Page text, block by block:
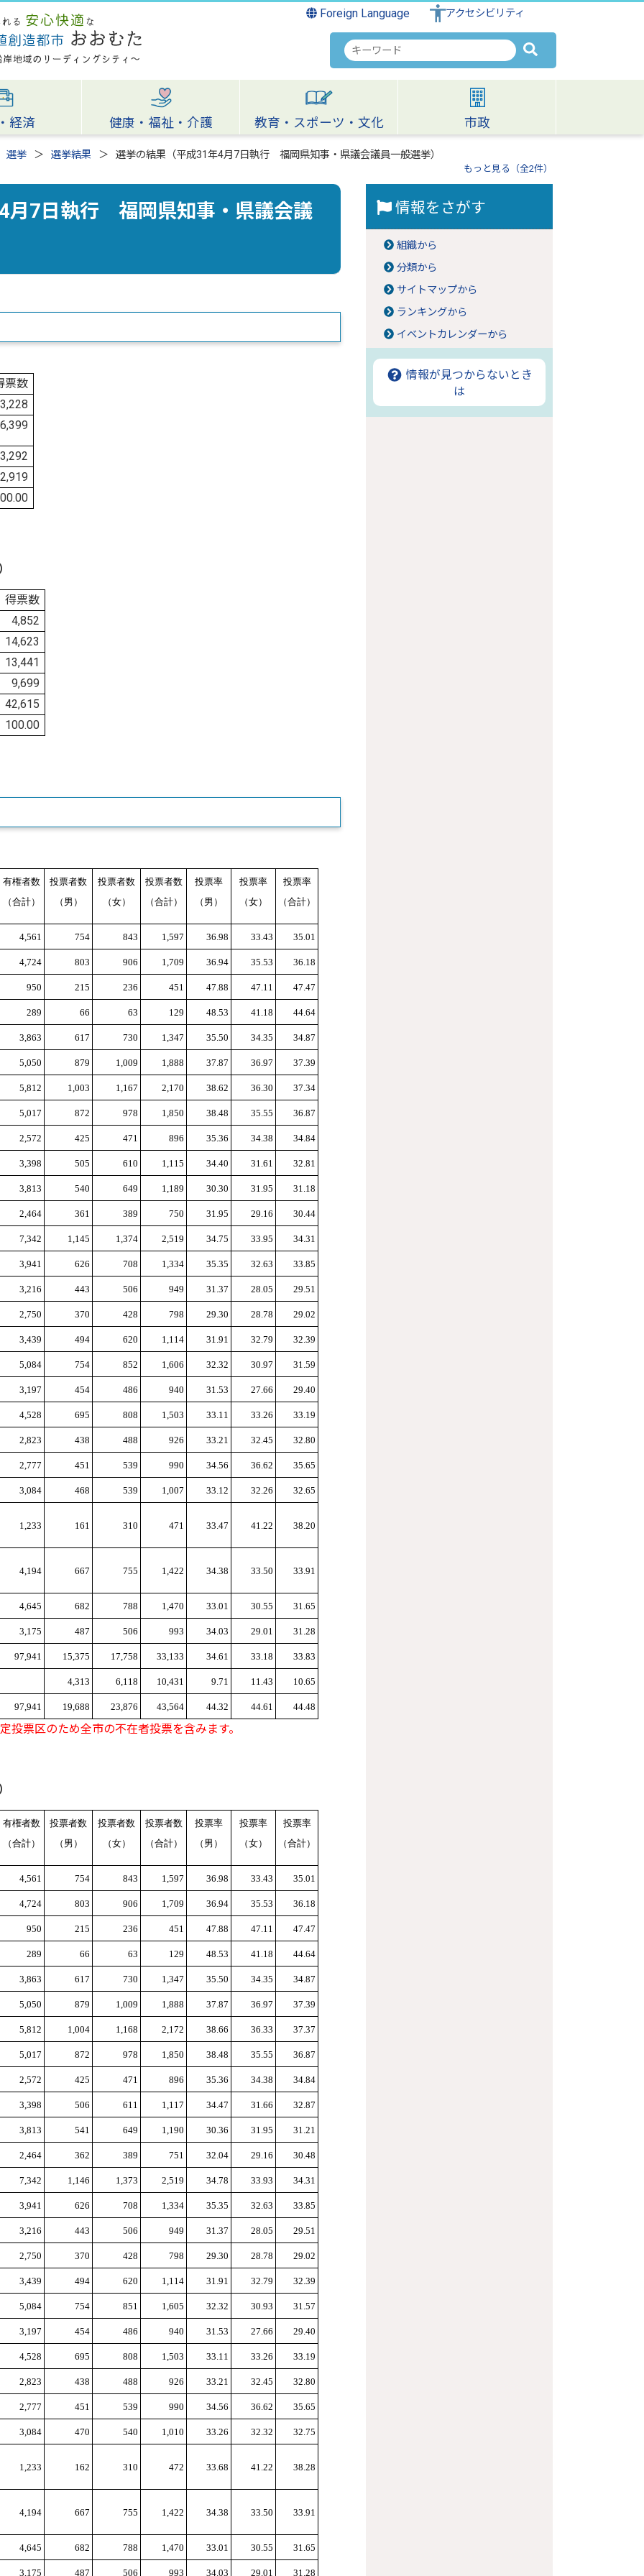
Foreign Language アクセシビリティ
検
索
キ
ワ
ー
ド
経済 健康・福祉・介護 教育・スポーツ・文化 市政
選挙 選挙結果 選挙の結果（平成31年4月7日執行 福岡県知事・県議会議員一般選挙）
もっと見る（全2件）
月7日執行 福岡県知事・県議会議
票数
3,228
6,399
得票数
4,852
14,623
13,441
9,699
42,615
100.00
有権者数
（合計）
投票者数
（男）
投票者数
（女）
投票者数
（合計）
投票率
（男）
投票率
（女）
投票率
（合計）
4,561 754 843 1,597 36.98 33.43 35.01
4,724 803 906 1,709 36.94 35.53 36.18
950 215 236 451 47.88 47.11 47.47
289 66 63 129 48.53 41.18 44.64
3,863 617 730 1,347 35.50 34.35 34.87
5,050 879 1,009 1,888 37.87 36.97 37.39
5,812 1,003 1,167 2,170 38.62 36.30 37.34
5,017 872 978 1,850 38.48 35.55 36.87
2,572 425 471 896 35.36 34.38 34.84
3,398 505 610 1,115 34.40 31.61 32.81
3,813 540 649 1,189 30.30 31.95 31.18
2,464 361 389 750 31.95 29.16 30.44
7,342 1,145 1,374 2,519 34.75 33.95 34.31
3,941 626 708 1,334 35.35 32.63 33.85
3,216 443 506 949 31.37 28.05 29.51
2,750 370 428 798 29.30 28.78 29.02
3,439 494 620 1,114 31.91 32.79 32.39
5,084 754 852 1,606 32.32 30.97 31.59
3,197 454 486 940 31.53 27.66 29.40
4,528 695 808 1,503 33.11 33.26 33.19
2,823 438 488 926 33.21 32.45 32.80
2,777 451 539 990 34.56 36.62 35.65
3,084 468 539 1,007 33.12 32.26 32.65
1,233 161 310 471 33.47 41.22 38.20
4,194 667 755 1,422 34.38 33.50 33.91
4,645 682 788 1,470 33.01 30.55 31.65
3,175 487 506 993 34.03 29.01 31.28
97,941 15,375 17,758 33,133 34.61 33.18 33.83
4,313 6,118 10,431 9.71 11.43 10.65
97,941 19,688 23,876 43,564 44.32 44.61 44.48
票区のため全市の不在者投票を含みます。
有権者数
（合計）
投票者数
（男）
投票者数
（女）
投票者数
（合計）
投票率
（男）
投票率
（女）
投票率
（合計）
4,561 754 843 1,597 36.98 33.43 35.01
4,724 803 906 1,709 36.94 35.53 36.18
950 215 236 451 47.88 47.11 47.47
289 66 63 129 48.53 41.18 44.64
3,863 617 730 1,347 35.50 34.35 34.87
5,050 879 1,009 1,888 37.87 36.97 37.39
5,812 1,004 1,168 2,172 38.66 36.33 37.37
5,017 872 978 1,850 38.48 35.55 36.87
2,572 425 471 896 35.36 34.38 34.84
3,398 506 611 1,117 34.47 31.66 32.87
3,813 541 649 1,190 30.36 31.95 31.21
2,464 362 389 751 32.04 29.16 30.48
7,342 1,146 1,373 2,519 34.78 33.93 34.31
3,941 626 708 1,334 35.35 32.63 33.85
3,216 443 506 949 31.37 28.05 29.51
2,750 370 428 798 29.30 28.78 29.02
3,439 494 620 1,114 31.91 32.79 32.39
5,084 754 851 1,605 32.32 30.93 31.57
3,197 454 486 940 31.53 27.66 29.40
4,528 695 808 1,503 33.11 33.26 33.19
2,823 438 488 926 33.21 32.45 32.80
2,777 451 539 990 34.56 36.62 35.65
3,084 470 540 1,010 33.26 32.32 32.75
1,233 162 310 472 33.68 41.22 38.28
4,194 667 755 1,422 34.38 33.50 33.91
4,645 682 788 1,470 33.01 30.55 31.65
3,175 487 506 993 34.03 29.01 31.28
情報をさがす
組織から
分類から
サイトマップから
ランキングから
イベントカレンダーから
情報が見つからないとき
は